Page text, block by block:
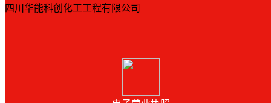
四川华能科创化工工程有限公司